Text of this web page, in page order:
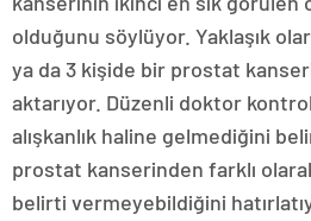
olduğunu söylüyor. Yaklaşık
ya da 3 kişide bir prostat
aktarıyor. Düzenli doktor
alışkanlık haline gelmediğini
prostat kanserinden farklı
belirti vermeyebildiğini